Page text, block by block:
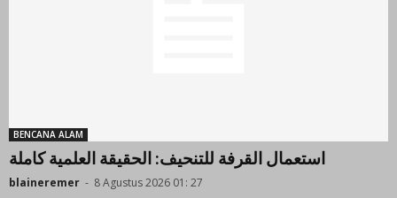
BENCANA ALAM
استعمال القرفة للتنحيف: الحقيقة العلمية كاملة
blaineremer - 8 Agustus 2026 01: 27